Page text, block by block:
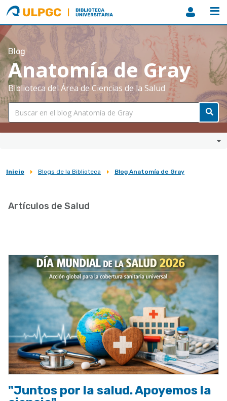
ULPGC
Biblioteca
ULPGC
Blog
Anatomía de Gray
Biblioteca del Área de Ciencias de la Salud
Sobrescribir
de
la
navegación
Inicio Blogs de la Biblioteca Blog Anatomía de Gray
Artículos de Salud
"Juntos por la salud. Apoyemos la